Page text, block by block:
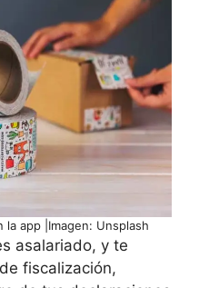
app |Imagen: Unsplash
asalariado, y te
fiscalización,